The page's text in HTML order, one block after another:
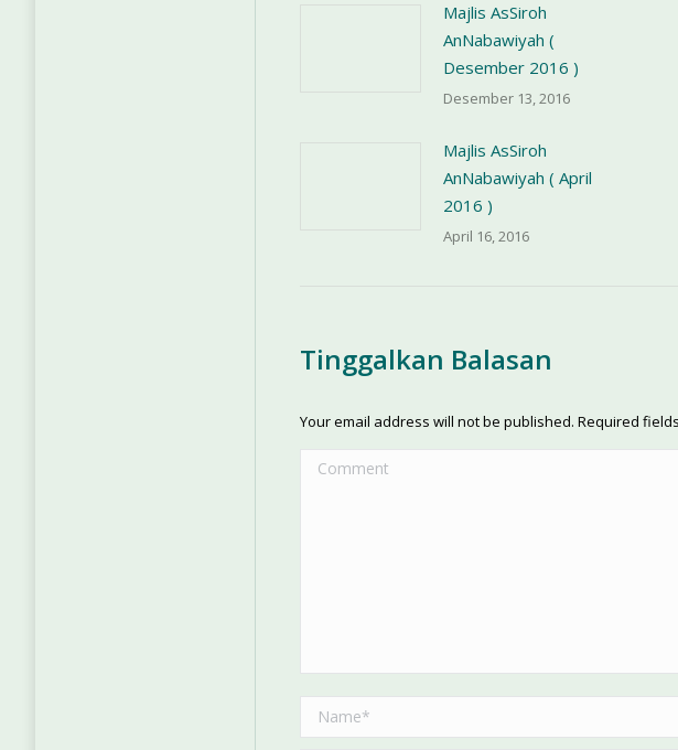
Majlis AsSiroh
AnNabawiyah (
Desember 2016 )
Desember 13, 2016
Majlis AsSiroh
AnNabawiyah ( April
2016 )
April 16, 2016
Tinggalkan Balasan
Your email address will not be published. Required
Comment
Name *